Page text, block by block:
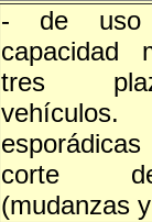
- de uso
capacidad
tres
vehículos.
corte
(mudanzas